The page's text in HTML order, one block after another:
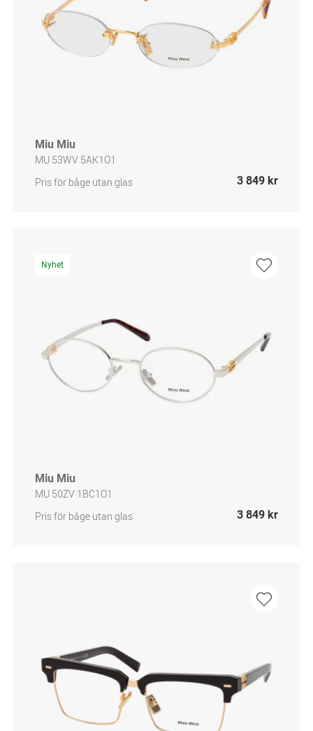
Miu Miu
MU 53WV 5AK1O1
Pris för båge utan glas
3 849 kr
Nyhet
Miu Miu
MU 50ZV 1BC1O1
Pris för båge utan glas
3 849 kr